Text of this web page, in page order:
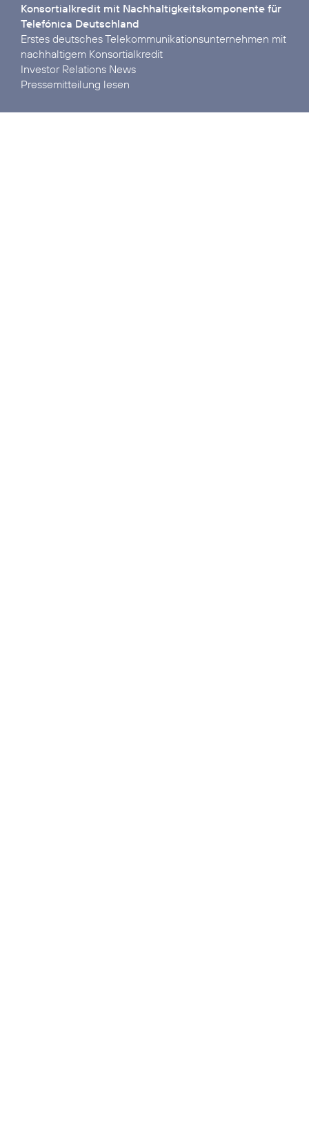
Konsortialkredit mit Nach­haltigkeits­kom­ponente für
Telefónica Deutschland
Erstes deutsches Tele­kommuni­kations­unter­nehmen mit
Investor Relations News
Pressemitteilung lesen